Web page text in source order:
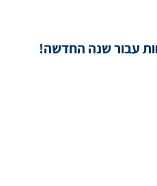
עבור שנה החדשה!